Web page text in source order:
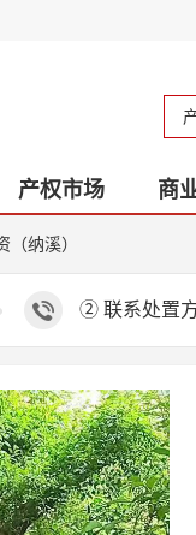
产权市场
商
（纳溪）
② 联系处置